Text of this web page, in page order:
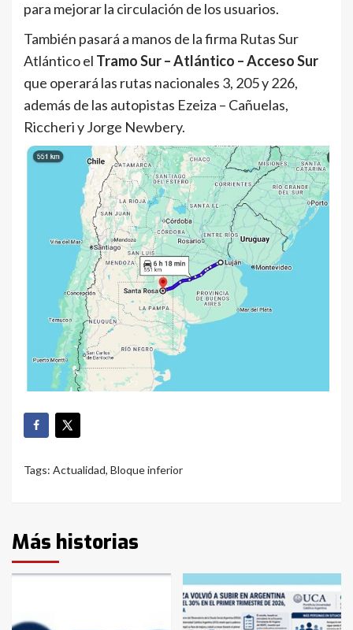
para mejorar la circulación de los usuarios.
También pasará a manos de la firma Rutas Sur
Atlántico el Tramo Sur – Atlántico – Acceso Sur
que operará las rutas nacionales 3, 205 y 226,
además de las autopistas Ezeiza – Cañuelas,
Riccheri y Jorge Newbery.
Tags: Actualidad, Bloque inferior
Más historias